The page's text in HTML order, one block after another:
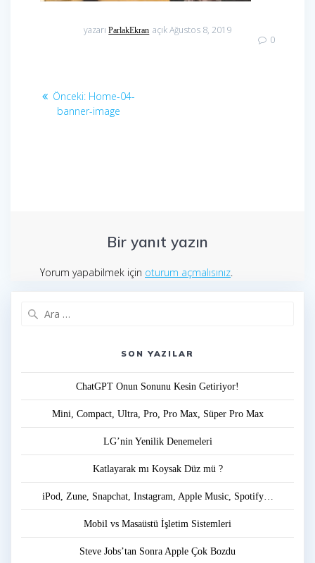
yazarıParlakEkran açık Ağustos 8, 2019
0
Yazı
gezinmesi
Önceki: Önceki
yazı:
Home-04-
banner-image
Bir yanıt yazın
Yorum yapabilmek için oturum açmalısınız.
SON YAZILAR
ChatGPT Onun Sonunu Kesin Getiriyor!
Mini, Compact, Ultra, Pro, Pro Max, Süper Pro Max
LG’nin Yenilik Denemeleri
Katlayarak mı Koysak Düz mü ?
iPod, Zune, Snapchat, Instagram, Apple Music, Spotify…
Mobil vs Masaüstü İşletim Sistemleri
Steve Jobs’tan Sonra Apple Çok Bozdu